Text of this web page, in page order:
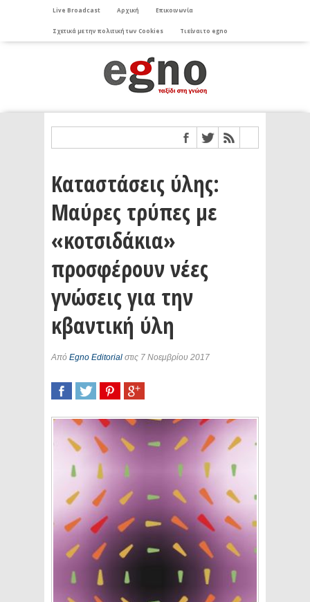
Live Broadcast Αρχική Επικοινωνία
Σχετικά με την πολιτική των Cookies Τι είναι το egno
Καταστάσεις ύλης:
Μαύρες τρύπες με
«κοτσιδάκια»
προσφέρουν νέες
γνώσεις για την
κβαντική ύλη
Από Egno Editorial στις 7 Νοεμβρίου 2017